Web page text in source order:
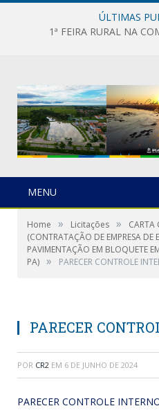
ÚLTIMAS
1ª FEIRA RURAL NA
MENU
Home » Licitações »
CARTA
(CONTRATAÇÃO DE EMPRESA DE
PAVIMENTAÇÃO EM BLOQUETE
PA) » PARECER CONTROLE
PARECER
POR CR2 EM 6 DE JUNHO DE 2024
PARECER CONTROLE